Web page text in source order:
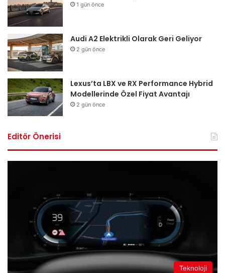
1 gün önce
Audi A2 Elektrikli Olarak Geri Geliyor
2 gün önce
Lexus’ta LBX ve RX Performance Hybrid
Modellerinde Özel Fiyat Avantajı
2 gün önce
Editör Önerisi
Teknoloji